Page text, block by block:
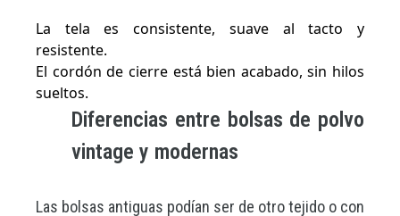
La tela es consistente, suave al tacto y
resistente.
El cordón de cierre está bien acabado, sin hilos
sueltos.
Diferencias entre bolsas de polvo
vintage y modernas
Las bolsas antiguas podían ser de otro tejido o con